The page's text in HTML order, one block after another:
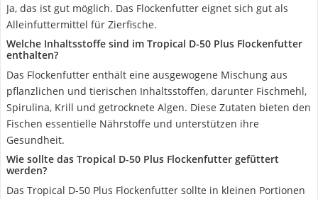
Ja, das ist gut möglich. Das Flockenfutter eignet sich gut als
Alleinfuttermittel für Zierfische.
Welche Inhaltsstoffe sind im Tropical D-50 Plus Flockenfutter
enthalten?
Das Flockenfutter enthält eine ausgewogene Mischung aus
pflanzlichen und tierischen Inhaltsstoffen, darunter Fischmehl,
Spirulina, Krill und getrocknete Algen. Diese Zutaten bieten den
Fischen essentielle Nährstoffe und unterstützen ihre
Gesundheit.
Wie sollte das Tropical D-50 Plus Flockenfutter gefüttert
werden?
Das Tropical D-50 Plus Flockenfutter sollte in kleinen Portionen